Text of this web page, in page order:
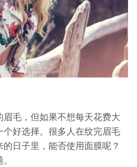
毛，但如果不想每天花费大
好选择。很多人在纹完眉毛
日子里，能否使用面膜呢？